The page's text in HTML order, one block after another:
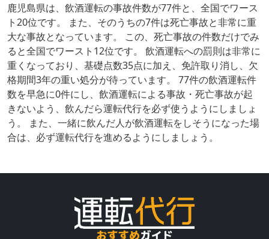
鹿児島県は、飲酒運転の事故件数が77件と、全国でワース
ト20位です。 また、そのうちの7件は死亡事故と非常に重
大な事故となっています。 この、死亡事故の件数だけでみ
ると全国でワースト12位です。 飲酒運転への罰則は非常に
重くなっており、基礎点数35点に加え、免許取り消し、欠
格期間3年の重い処分が待っています。 77件の飲酒運転件
数を早急に0件にし、飲酒運転による事故・死亡事故が起
きないよう、飲んだら運転代行を必ず使うようにしましょ
う。 また、一緒に飲んだ人が飲酒運転をしそうになった場
合は、必ず運転代行を進めるようにしましょう。